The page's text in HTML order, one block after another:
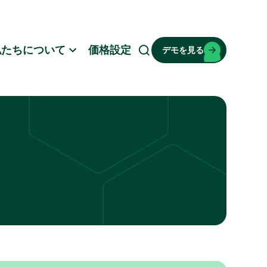
ちについて 価格設定
検
デモを見る